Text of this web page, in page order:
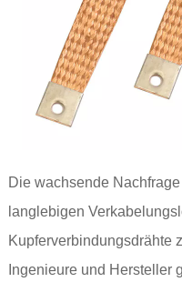
Die wachsende
langlebigen
Kupferverbindungsdrähte
Ingenieure und Hersteller